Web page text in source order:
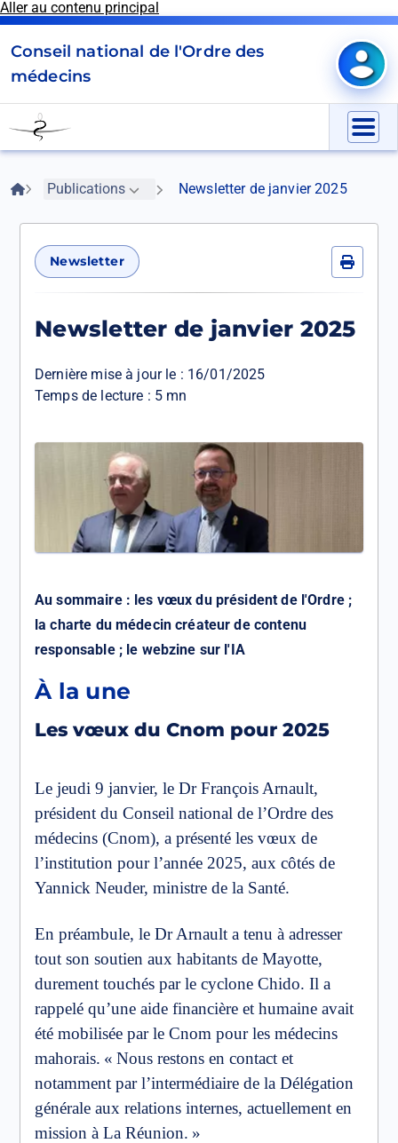
Aller au contenu principal
Menu
to
homepage
Conseil national de l'Ordre des
médecins
Mon
Fil
d'Ariane
AccueilPublications Newsletter de janvier 2025
Newsletter
Newsletter de janvier 2025
Dernière mise à jour le : 16/01/2025
Temps de lecture : 5 mn
Au sommaire : les vœux du président de l'Ordre ;
la charte du médecin créateur de contenu
responsable ; le webzine sur l'IA
À la une
Les vœux du Cnom pour 2025
Le jeudi 9 janvier, le Dr François Arnault,
président du Conseil national de l’Ordre des
médecins (Cnom), a présenté les vœux de
l’institution pour l’année 2025, aux côtés de
Yannick Neuder, ministre de la Santé.
En préambule, le Dr Arnault a tenu à adresser
tout son soutien aux habitants de Mayotte,
durement touchés par le cyclone Chido. Il a
rappelé qu’une aide financière et humaine avait
été mobilisée par le Cnom pour les médecins
mahorais. « Nous restons en contact et
notamment par l’intermédiaire de la Délégation
générale aux relations internes, actuellement en
mission à La Réunion. »
Panneau de gestion des cookies